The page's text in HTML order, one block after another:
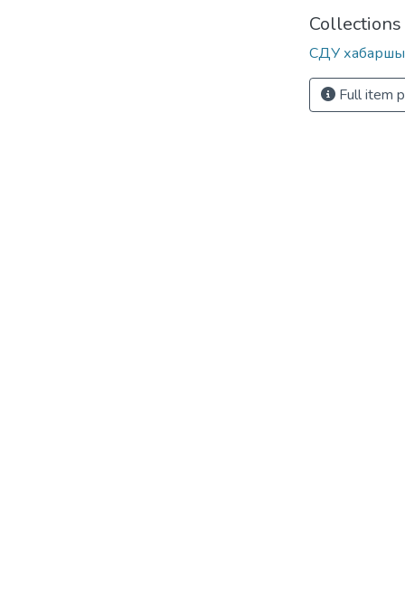
Collections
СДУ
Full item